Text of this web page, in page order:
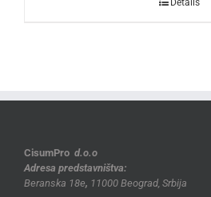
Details
CisumPro d.o.o
Adresa predstavništva:
Beranska 18e, 11000 Beograd, Srbija